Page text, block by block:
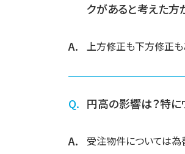
クがあると考えた方
上方修正も下方修正も
円高の影響は？特に
受注物件については為